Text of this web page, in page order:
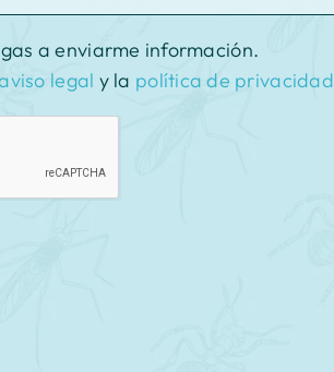
a enviarme información.
legal y la política de privacidad